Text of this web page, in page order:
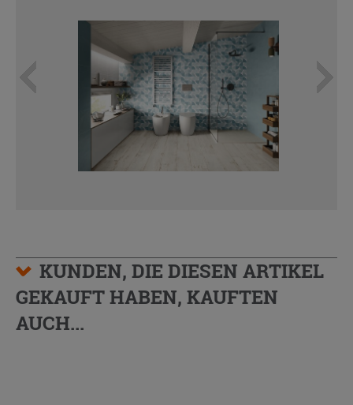
KUNDEN, DIE DIESEN ARTIKEL
GEKAUFT HABEN, KAUFTEN
AUCH...